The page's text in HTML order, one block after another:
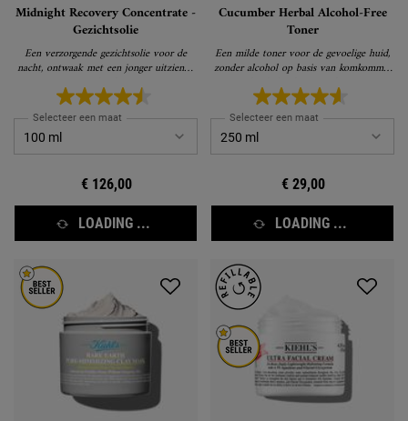
Midnight Recovery Concentrate -
Gezichtsolie
Een verzorgende gezichtsolie voor de
nacht, ontwaak met een jonger uitziende
huid
Selecteer een maat
€ 126,00
LOADING ...
Cucumber Herbal Alcohol-Free
Toner
Een milde toner voor de gevoelige huid,
zonder alcohol op basis van komkommer
die de huid niet uitdroogt
Selecteer een maat
€ 29,00
LOADING ...